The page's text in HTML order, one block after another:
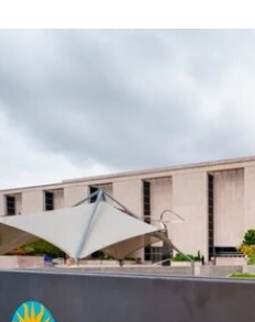
Qasimi）因被认为偏袒支
而受到批评。对此，悉尼
作为2028年悉尼双年展
计划在展览筹备阶段与澳
流。他在接受《艺术新闻
群对我策展实践的重要影
考的时间跨度不再局限于
视野扩展至数十万年的时